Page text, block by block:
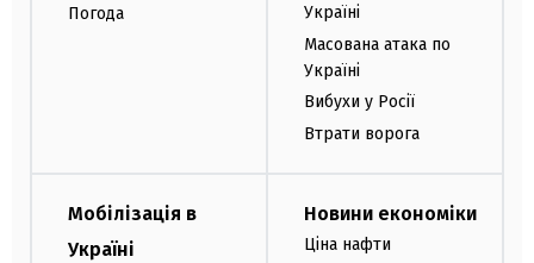
Погода
Україні
Масована атака по
Україні
Вибухи у Росії
Втрати ворога
Мобілізація в
Україні
Новини економіки
Ціна нафти